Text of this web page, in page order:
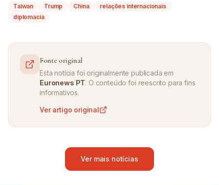
Taiwan Trump China
relações internacionais
diplomacia
Fonte original
Esta notícia foi originalmente publicada em
Euronews PT. O conteúdo foi reescrito para fins
informativos.
Ver artigo original
Ver mais notícias